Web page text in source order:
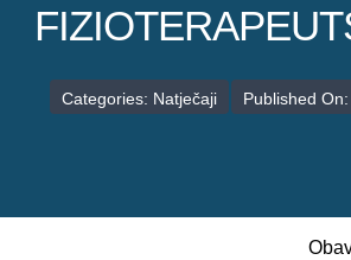
Categories: Natječaji Published